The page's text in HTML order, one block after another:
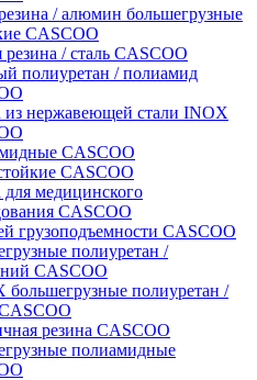
/ алюмин большегрузные
CASCOO
резина / сталь CASCOO
полиуретан / полиамид
из нержавеющей стали INOX
CASCOO
CASCOO
для медицинского
CASCOO
грузоподъемности CASCOO
полиуретан /
CASCOO
полиуретан /
резина CASCOO
полиамидные